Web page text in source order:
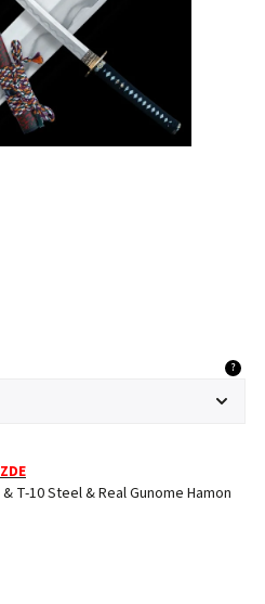
?
ZDE
T-10 Steel & Real Gunome Hamon